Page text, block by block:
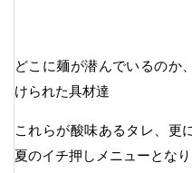
どこに麺が潜んでいるのか
けられた具材達
これらが酸味あるタレ、更
夏のイチ押しメニューとな